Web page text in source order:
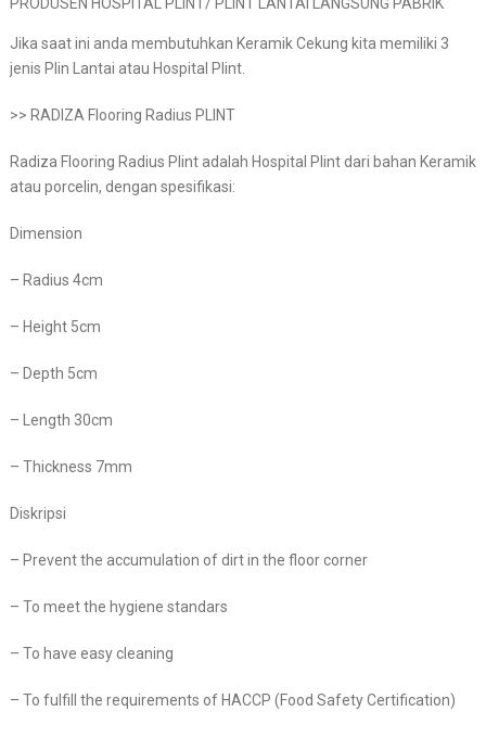
Jika saat ini anda membutuhkan Keramik Cekung kita memiliki 3
jenis Plin Lantai atau Hospital Plint.
>> RADIZA Flooring Radius PLINT
Radiza Flooring Radius Plint adalah Hospital Plint dari bahan Keramik
atau porcelin, dengan spesifikasi:
Dimension
– Radius 4cm
– Height 5cm
– Depth 5cm
– Length 30cm
– Thickness 7mm
Diskripsi
– Prevent the accumulation of dirt in the floor corner
– To meet the hygiene standars
– To have easy cleaning
– To fulfill the requirements of HACCP (Food Safety Certification)